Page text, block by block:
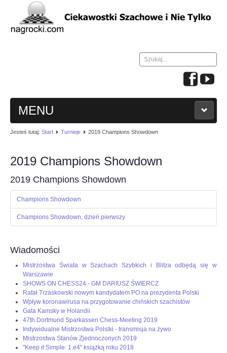
Szukaj...
MENU
HOME
WIADOMOŚCI
NAUKA GRY W SZACHY
TURNIEJE
OPINIE, KONTROWERSJE
POLITYKA
FILMIKI
Z ARCHIWUM
Jesteś tutaj: Start Turnieje 2019 Champions Showdown
2019 Champions Showdown
2019 Champions Showdown
Champions Showdown
Champions Showdown, dzień pierwszy
Wiadomości
Mistrzostwa Świata w Szachach Szybkich i Blitza odbędą się w
Warszawie
SHOWS ON CHESS24 - GM DARIUSZ ŚWIERCZ
Rafał Trzaskowski nowym kandydatem PO na prezydenta Polski
Wpływ koronawirusa na przygotowanie chińskich szachistów
Gata Kamsky w Holandii
47th Dortmund Sparkassen Chess-Meeting 2019
Indywidualne Mistrzostwa Polslki - transmisja na żywo
Mistrzostwa Stanów Zjednoczonych 2019
"Keep it Simple: 1.e4" książką roku 2018